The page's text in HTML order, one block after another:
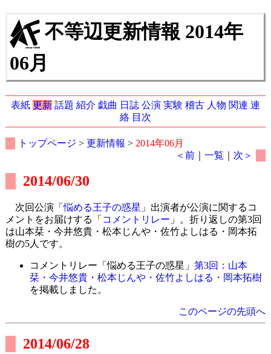
不等辺更新情報 2014年
06月
表紙 更新 話題 紹介 戯曲 日誌 公演 実験 稽古 人物 関連 連
絡 目次
トップページ > 更新情報 > 2014年06月
＜前 ｜一覧 次＞
2014/06/30
次回公演「悩める王子の惑星 」出演者が公演に関するコ
メントをお届けする「 コメントリレー 」。折り返しの第3回
は山本栞・今井悠貴・松本じんや・佐竹よしはる・岡本拓
樹の5人です。
コメントリレー「悩める王子の惑星」 第3回：山本
栞・今井悠貴・松本じんや・佐竹よしはる・岡本拓樹
を掲載しました。
このページの先頭へ
2014/06/28